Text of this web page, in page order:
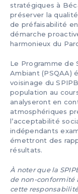
stratégiques à
préserver la
de préfaisabilité
démarche
harmonieux du
Le Programme de
Ambiant (PSQAA)
voisinage du
population au
analyseront en
atmosphériques
l’acceptabilité
indépendants
émettront des
résultats.
À noter que la
de non-conformité
cette